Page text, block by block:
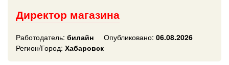
Директор магазина
Работодатель: билайн Опубликовано: 06.08.2026
Регион/Город: Хабаровск